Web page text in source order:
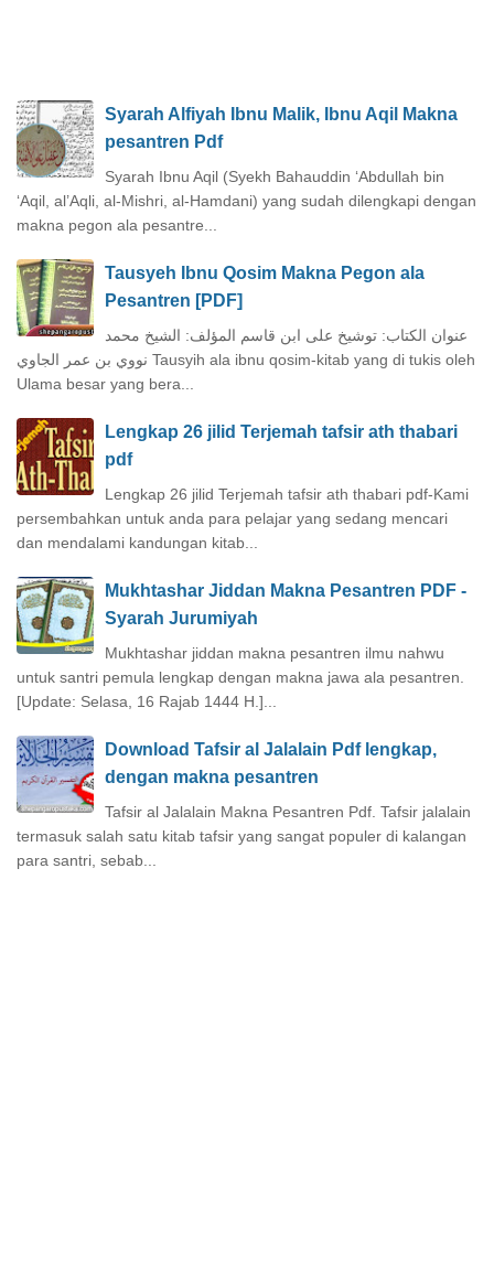
Syarah Alfiyah Ibnu Malik, Ibnu Aqil Makna
pesantren Pdf
Syarah Ibnu Aqil (Syekh Bahauddin ‘Abdullah bin
‘Aqil, al’Aqli, al-Mishri, al-Hamdani) yang sudah dilengkapi dengan
makna pegon ala pesantre...
Tausyeh Ibnu Qosim Makna Pegon ala
Pesantren [PDF]
عنوان الكتاب: توشيخ على ابن قاسم المؤلف: الشيخ محمد
نووي بن عمر الجاوي Tausyih ala ibnu qosim-kitab yang di tukis oleh
Ulama besar yang bera...
Lengkap 26 jilid Terjemah tafsir ath thabari
pdf
Lengkap 26 jilid Terjemah tafsir ath thabari pdf-Kami
persembahkan untuk anda para pelajar yang sedang mencari
dan mendalami kandungan kitab...
Mukhtashar Jiddan Makna Pesantren PDF -
Syarah Jurumiyah
Mukhtashar jiddan makna pesantren ilmu nahwu
untuk santri pemula lengkap dengan makna jawa ala pesantren.
[Update: Selasa, 16 Rajab 1444 H.]...
Download Tafsir al Jalalain Pdf lengkap,
dengan makna pesantren
Tafsir al Jalalain Makna Pesantren Pdf. Tafsir jalalain
termasuk salah satu kitab tafsir yang sangat populer di kalangan
para santri, sebab...